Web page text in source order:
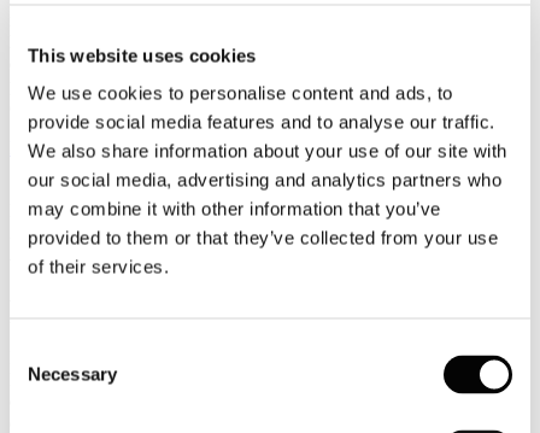
This website uses cookies
We use cookies to personalise content and ads, to
provide social media features and to analyse our traffic.
We also share information about your use of our site with
our social media, advertising and analytics partners who
may combine it with other information that you’ve
provided to them or that they’ve collected from your use
of their services.
Selection
Necessary
dalla Capitale, non è interessato dall'allerta e che i trasferimenti da e
per l’aeroporto verso le isole di destinazione turistica non
comportano alcuna sosta sull’isola di Malé.
Leggi tutto...
12
Febbraio
2018
Associazione Italiana Confindustria Alberghi
Il 14 febbraio alle ore 9.30 si terrà a Milano, presso l’Università
Bocconi, il convegno “Hotels & Chains 2018. Investimenti, scenari
e strategie” realizzato dal MET Master in Economia del turismo in